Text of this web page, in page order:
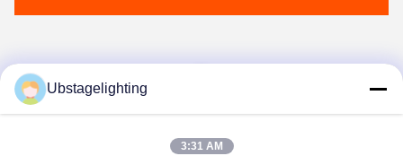
Ubstagelighting
3:31 AM